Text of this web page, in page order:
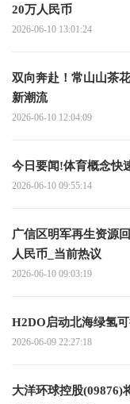
20万人民币
2026-06-10 13:01:24
双向奔赴！常山山茶
新潮流
2026-06-10 12:04:09
今日要闻!体育概念快
2026-06-10 09:55:14
广信区明军再生资源
人民币_当前热议
2026-06-10 09:03:19
H2DO启动北海绿氢
2026-06-09 22:27:18
大洋环球控股(09876)